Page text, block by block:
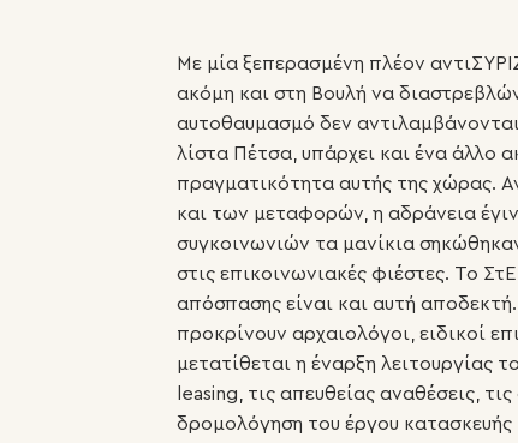
Με μία ξεπερασμένη πλέον
ακόμη και στη Βουλή να
αυτοθαυμασμό δεν
λίστα Πέτσα, υπάρχει και ένα άλλο
πραγματικότητα αυτής της χώρας.
και των μεταφορών, η αδράνεια
συγκοινωνιών τα μανίκια
στις επικοινωνιακές φιέστες. Το
απόσπασης είναι και αυτή
προκρίνουν αρχαιολόγοι, ειδικοί
μετατίθεται η έναρξη λειτουργίας
leasing, τις απευθείας αναθέσεις,
δρομολόγηση του έργου κατασκευής